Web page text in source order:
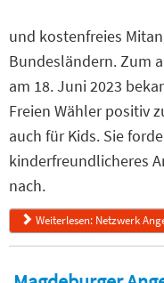
und kostenfreies
Bundesländern. Zum
am 18. Juni 2023
Freien Wähler positiv
auch für Kids. Sie
kinderfreundlicheres
nach.
Weiterlesen: Netzwerk